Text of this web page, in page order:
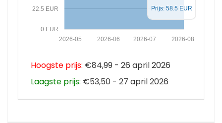
0 EUR
22.5 EUR
2026-08
2026-07
2026-06
2026-05
Prijs: 58.5 EUR
Hoogste prijs: €84,99 - 26 april 2026
Laagste prijs: €53,50 - 27 april 2026